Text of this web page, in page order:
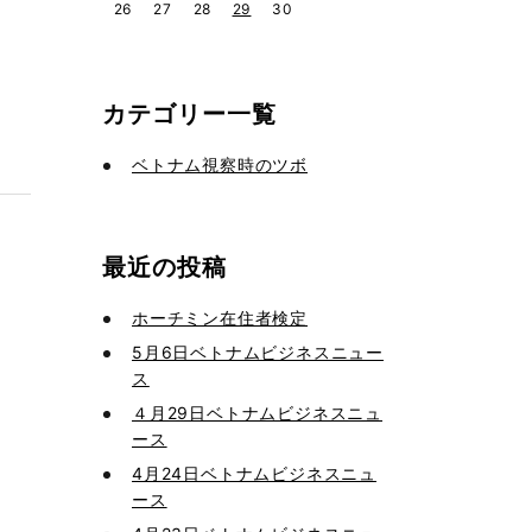
26
27 28 29 30
カテゴリー一覧
ベトナム視察時のツボ
最近の投稿
ホーチミン在住者検定
5月6日ベトナムビジネスニュー
ス
４月29日ベトナムビジネスニュ
ース
4月24日ベトナムビジネスニュ
ース